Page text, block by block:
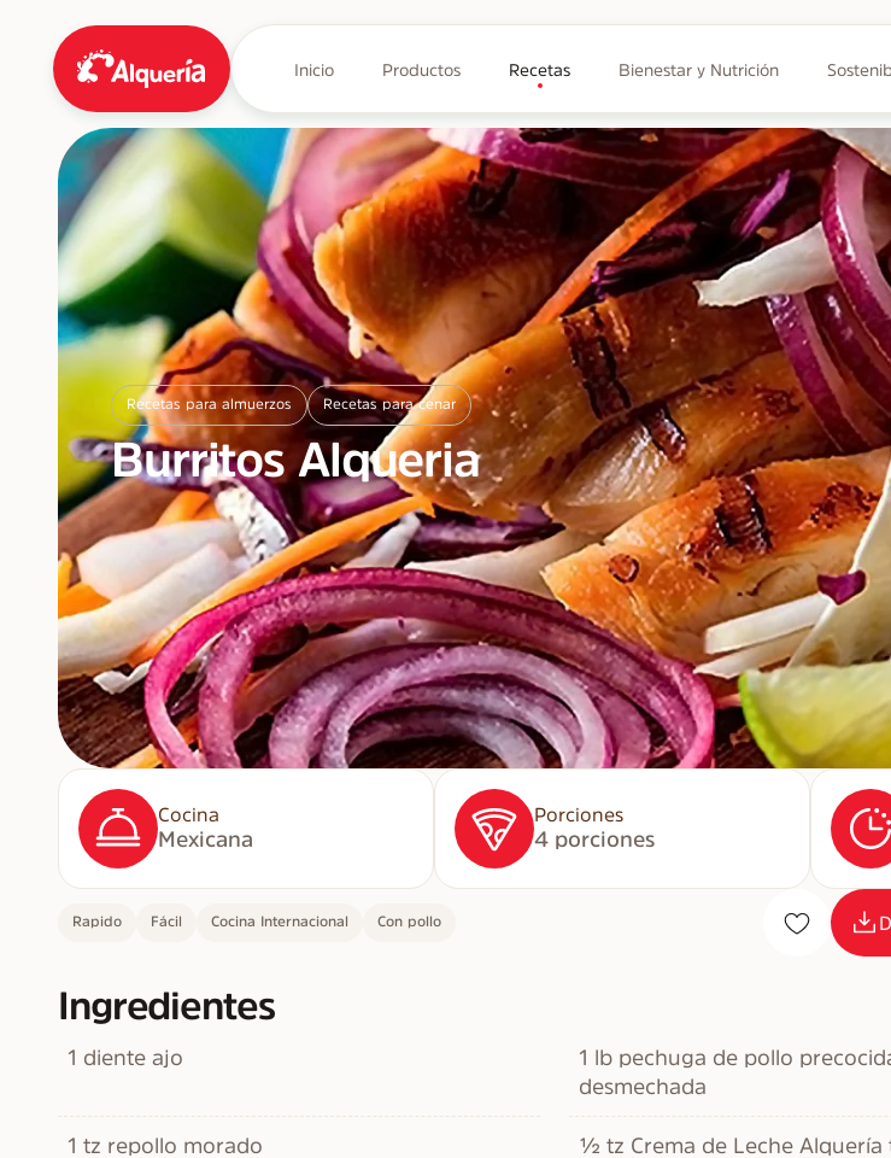
Inicio Productos Recetas Bienestar y Nutrición
Recetas para almuerzos Recetas para cenar
Burritos Alqueria
Cocina
Mexicana
Porciones
4 porciones
Rapido Fácil Cocina Internacional Con pollo
Ingredientes
1 diente ajo
1 lb pechuga de pollo
desmechada
1 tz repollo morado ½ tz Crema de Leche Alquería